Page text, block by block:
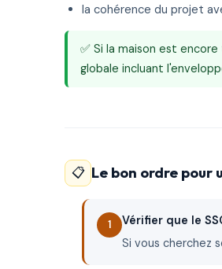
la cohérence du projet
✅ Si la maison est
globale incluant
📋 Le bon ordre pour
Vérifier que le
Si vous cherchez